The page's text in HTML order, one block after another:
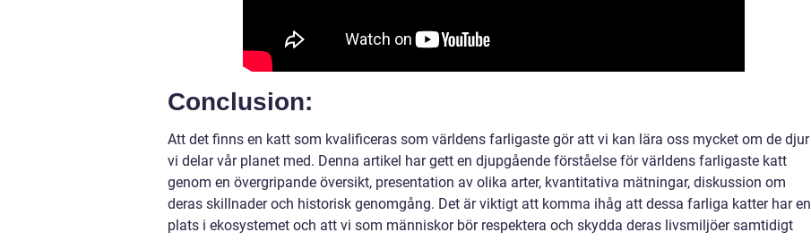
Conclusion:
Att det finns en katt som kvalificeras som världens farligaste gör att vi kan lära oss mycket om de djur
vi delar vår planet med. Denna artikel har gett en djupgående förståelse för världens farligaste katt
genom en övergripande översikt, presentation av olika arter, kvantitativa mätningar, diskussion om
deras skillnader och historisk genomgång. Det är viktigt att komma ihåg att dessa farliga katter har en
plats i ekosystemet och att vi som människor bör respektera och skydda deras livsmiljöer samtidigt